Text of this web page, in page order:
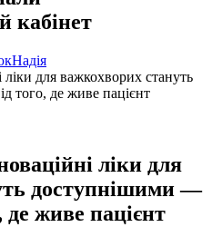
кабінет
Надія
ліки для
доступнішими —
де живе пацієнт